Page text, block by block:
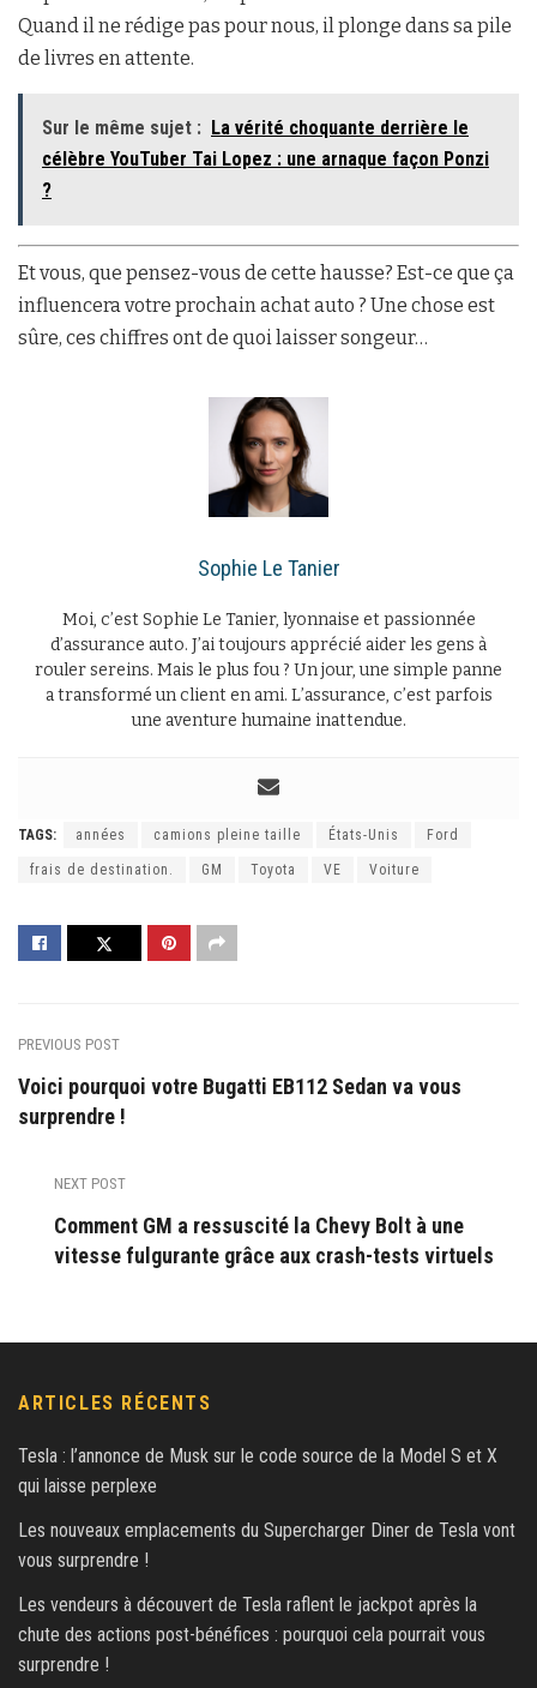
Quand il ne rédige pas pour nous, il plonge dans sa pile
de livres en attente.
Sur le même sujet : La vérité choquante derrière le
célèbre YouTuber Tai Lopez : une arnaque façon Ponzi
?
Et vous, que pensez-vous de cette hausse? Est-ce que ça
influencera votre prochain achat auto ? Une chose est
sûre, ces chiffres ont de quoi laisser songeur…
Sophie Le Tanier
Moi, c’est Sophie Le Tanier, lyonnaise et passionnée
d’assurance auto. J’ai toujours apprécié aider les gens à
rouler sereins. Mais le plus fou ? Un jour, une simple panne
a transformé un client en ami. L’assurance, c’est parfois
une aventure humaine inattendue.
TAGS: années camions pleine taille États-Unis Ford
frais de destination. GM Toyota VE Voiture
PREVIOUS POST
Voici pourquoi votre Bugatti EB112 Sedan va vous
surprendre !
NEXT POST
Comment GM a ressuscité la Chevy Bolt à une
vitesse fulgurante grâce aux crash-tests virtuels
ARTICLES RÉCENTS
Tesla : l’annonce de Musk sur le code source de la Model S et X
qui laisse perplexe
Les nouveaux emplacements du Supercharger Diner de Tesla vont
vous surprendre !
Les vendeurs à découvert de Tesla raflent le jackpot après la
chute des actions post-bénéfices : pourquoi cela pourrait vous
surprendre !